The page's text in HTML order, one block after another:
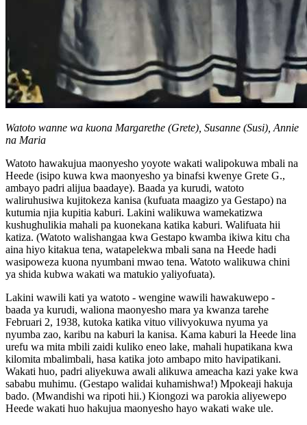
Watoto wanne wa kuona Margarethe (Grete), Susanne (Susi), Annie
na Maria
Watoto hawakujua maonyesho yoyote wakati walipokuwa mbali na
Heede (isipo kuwa kwa maonyesho ya binafsi kwenye Grete G.,
ambayo padri alijua baadaye). Baada ya kurudi, watoto
waliruhusiwa kujitokeza kanisa (kufuata maagizo ya Gestapo) na
kutumia njia kupitia kaburi. Lakini walikuwa wamekatizwa
kushughulikia mahali pa kuonekana katika kaburi. Walifuata hii
katiza. (Watoto walishangaa kwa Gestapo kwamba ikiwa kitu cha
aina hiyo kitakua tena, watapelekwa mbali sana na Heede hadi
wasipoweza kuona nyumbani mwao tena. Watoto walikuwa chini
ya shida kubwa wakati wa matukio yaliyofuata).
Lakini wawili kati ya watoto - wengine wawili hawakuwepo -
baada ya kurudi, waliona maonyesho mara ya kwanza tarehe
Februari 2, 1938, kutoka katika vituo vilivyokuwa nyuma ya
nyumba zao, karibu na kaburi la kanisa. Kama kaburi la Heede lina
urefu wa mita mbili zaidi kuliko eneo lake, mahali hupatikana kwa
kilomita mbalimbali, hasa katika joto ambapo mito havipatikani.
Wakati huo, padri aliyekuwa awali alikuwa ameacha kazi yake kwa
sababu muhimu. (Gestapo walidai kuhamishwa!) Mpokeaji hakuja
bado. (Mwandishi wa ripoti hii.) Kiongozi wa parokia aliyewepo
Heede wakati huo hakujua maonyesho hayo wakati wake ule.